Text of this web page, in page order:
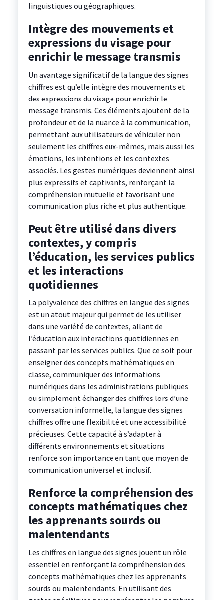
linguistiques ou géographiques.
Intègre des mouvements et
expressions du visage pour
enrichir le message transmis
Un avantage significatif de la langue des signes
chiffres est qu’elle intègre des mouvements et
des expressions du visage pour enrichir le
message transmis. Ces éléments ajoutent de la
profondeur et de la nuance à la communication,
permettant aux utilisateurs de véhiculer non
seulement les chiffres eux-mêmes, mais aussi les
émotions, les intentions et les contextes
associés. Les gestes numériques deviennent ainsi
plus expressifs et captivants, renforçant la
compréhension mutuelle et favorisant une
communication plus riche et plus authentique.
Peut être utilisé dans divers
contextes, y compris
l’éducation, les services publics
et les interactions
quotidiennes
La polyvalence des chiffres en langue des signes
est un atout majeur qui permet de les utiliser
dans une variété de contextes, allant de
l’éducation aux interactions quotidiennes en
passant par les services publics. Que ce soit pour
enseigner des concepts mathématiques en
classe, communiquer des informations
numériques dans les administrations publiques
ou simplement échanger des chiffres lors d’une
conversation informelle, la langue des signes
chiffres offre une flexibilité et une accessibilité
précieuses. Cette capacité à s’adapter à
différents environnements et situations
renforce son importance en tant que moyen de
communication universel et inclusif.
Renforce la compréhension des
concepts mathématiques chez
les apprenants sourds ou
malentendants
Les chiffres en langue des signes jouent un rôle
essentiel en renforçant la compréhension des
concepts mathématiques chez les apprenants
sourds ou malentendants. En utilisant des